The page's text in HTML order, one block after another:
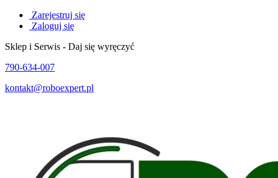
Zarejestruj się
Zaloguj się
Sklep i Serwis - Daj się wyręczyć
790-634-007
kontakt@roboexpert.pl